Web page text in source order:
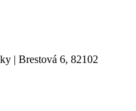
| Brestová 6, 82102